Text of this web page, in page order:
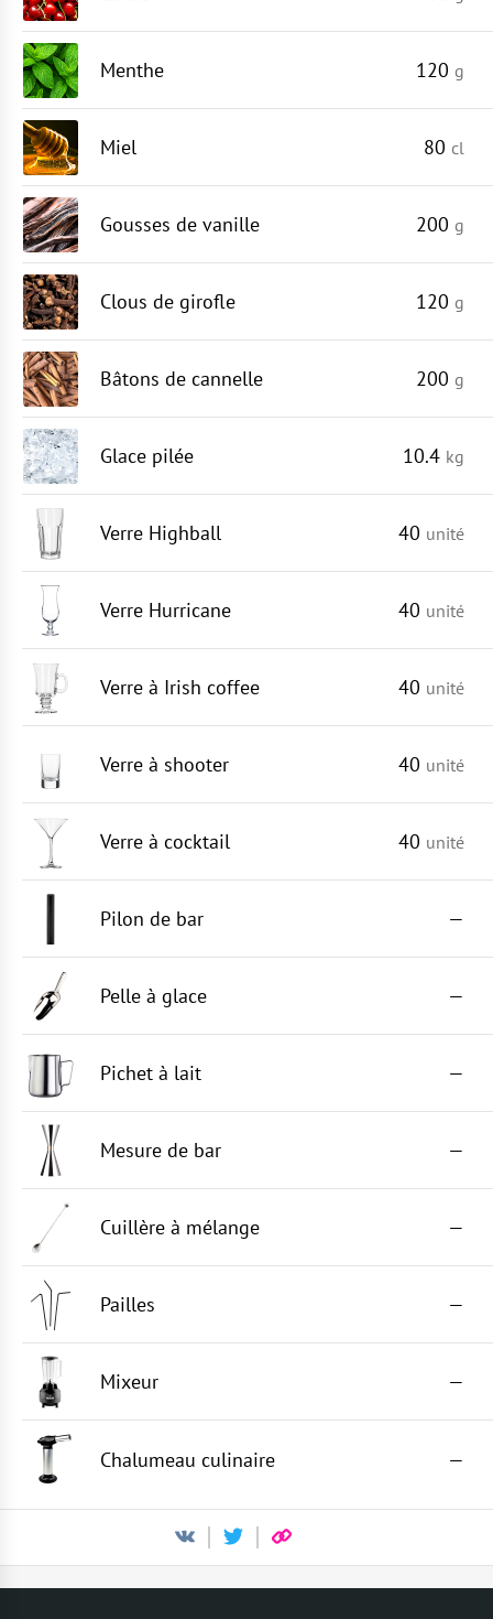
Menthe 120 g
Miel 80 cl
Gousses de vanille 200 g
Clous de girofle 120 g
Bâtons de cannelle 200 g
Glace pilée 10.4 kg
Verre Highball 40 unité
Verre Hurricane 40 unité
Verre à Irish coffee 40 unité
Verre à shooter 40 unité
Verre à cocktail 40 unité
Pilon de bar —
Pelle à glace —
Pichet à lait —
Mesure de bar —
Cuillère à mélange —
Pailles —
Mixeur —
Chalumeau culinaire —